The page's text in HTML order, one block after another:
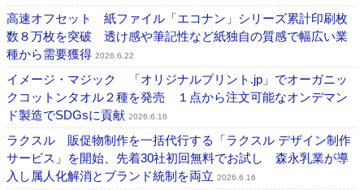
高速オフセット 紙ファイル「エコナン」シリーズ累計印刷枚
数８万枚を突破 透け感や筆記性など紙独自の質感で幅広い業
種から需要獲得 2026.6.22
イメージ・マジック 「オリジナルプリント.jp」でオーガニッ
クコットンタオル２種を発売 １点から注文可能なオンデマン
ド製造でSDGsに貢献 2026.6.16
ラクスル 販促物制作を一括代行する「ラクスル デザイン制作
サービス」を開始、先着30社初回無料でお試し 森永乳業が導
入し属人化解消とブランド統制を両立 2026.6.16